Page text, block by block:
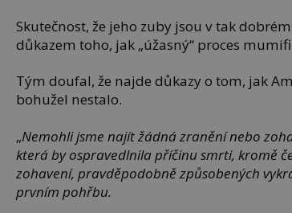
Skutečnost, že jeho zuby jsou v tak
důkazem toho, jak „úžasný“ proces
Tým doufal, že najde důkazy o tom, jak
bohužel nestalo.
„Nemohli jsme najít žádná zranění nebo
která by ospravedlnila příčinu smrti, kromě
zohavení, pravděpodobně způsobených
prvním pohřbu.